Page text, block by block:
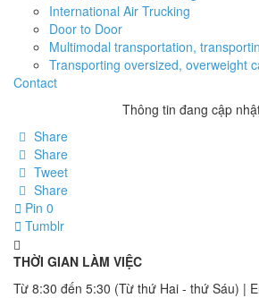
International Air Trucking
Door to Door
Multimodal transportation,
Transporting oversized, overweight
Contact
Thông tin đang cập
Share
Share
Tweet
Share
Pin 0
Tumblr
THỜI GIAN LÀM VIỆC
Từ 8:30 đến 5:30 (Từ thứ Hai - thứ Sáu) |